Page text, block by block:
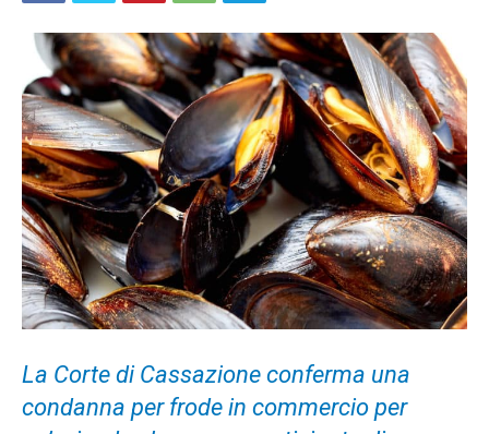
La Corte di Cassazione conferma una
condanna per frode in commercio per